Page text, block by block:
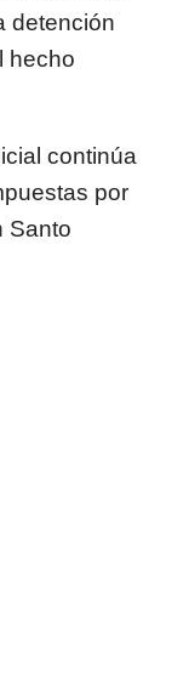
detención
hecho
continúa
por
Santo